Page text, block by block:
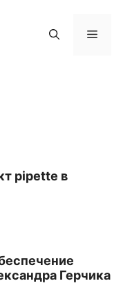
Menu
pipette в
Герчика